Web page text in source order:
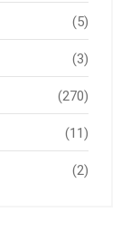
(5)
(3)
(270)
(11)
(2)